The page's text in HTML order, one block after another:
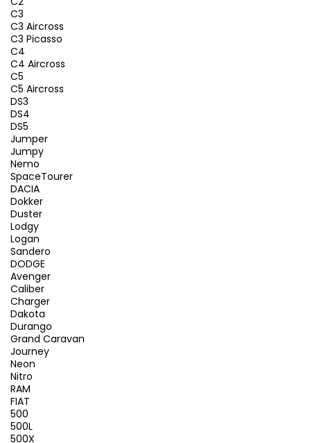
C3
C3 Aircross
C3 Picasso
C4
C4 Aircross
C5
C5 Aircross
DS3
DS4
DS5
Jumper
Jumpy
Nemo
SpaceTourer
DACIA
Dokker
Duster
Lodgy
Logan
Sandero
DODGE
Avenger
Caliber
Charger
Dakota
Durango
Grand Caravan
Journey
Neon
Nitro
RAM
FIAT
500
500L
500X